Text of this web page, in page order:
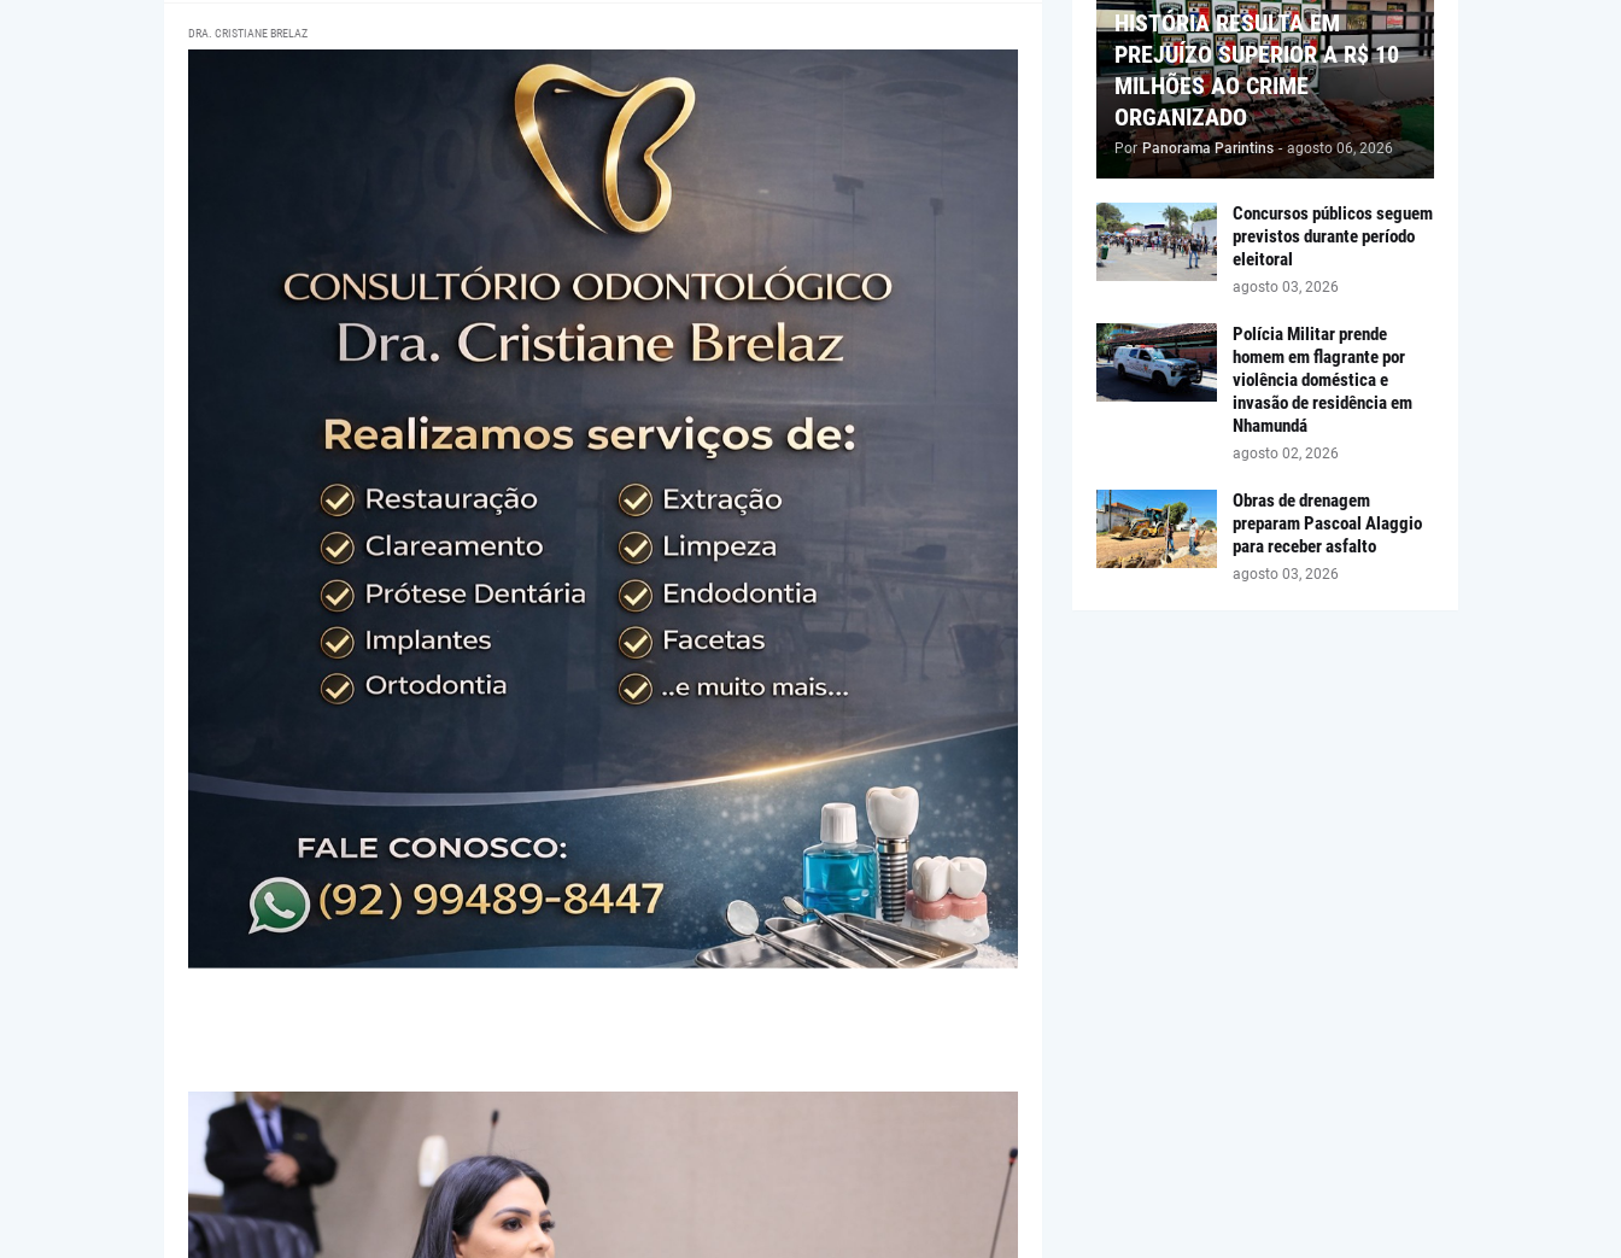
DRA. CRISTIANE BRELAZ
HISTÓRIA RESULTA EM
PREJUÍZO SUPERIOR A R$ 10
MILHÕES AO CRIME
ORGANIZADO
Por Panorama Parintins - agosto 06, 2026
Concursos públicos seguem
previstos durante período
eleitoral
agosto 03, 2026
Polícia Militar prende
homem em flagrante por
violência doméstica e
invasão de residência em
Nhamundá
agosto 02, 2026
Obras de drenagem
preparam Pascoal Alaggio
para receber asfalto
agosto 03, 2026